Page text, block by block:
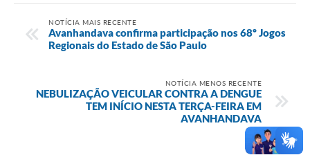
NOTÍCIA MAIS RECENTE
Avanhandava confirma participação nos 68º Jogos
Regionais do Estado de São Paulo
NOTÍCIA MENOS RECENTE
NEBULIZAÇÃO VEICULAR CONTRA A DENGUE
TEM INÍCIO NESTA TERÇA-FEIRA EM
AVANHANDAVA